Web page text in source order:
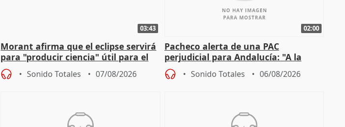
03:43
Morant afirma que el eclipse servirá
para "producir ciencia" útil para el
resto del mundo
Sonido Totales 07/08/2026
02:00
Pacheco alerta de una PAC
perjudicial para Andalucía: "A la
agricultura hay que protegerla"
Sonido Totales 06/08/2026